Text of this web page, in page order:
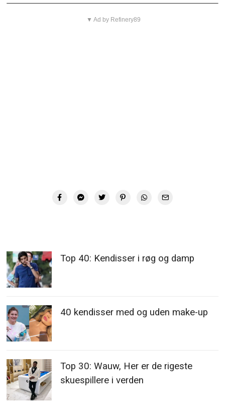
▼ Ad by Refinery89
Top 40: Kendisser i røg og damp
40 kendisser med og uden make-up
Top 30: Wauw, Her er de rigeste
skuespillere i verden